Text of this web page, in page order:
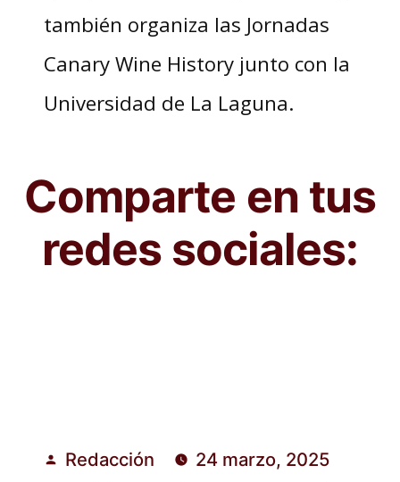
también organiza las Jornadas
Canary Wine History junto con la
Universidad de La Laguna.
Comparte en tus
redes sociales:
Publicado
Redacción 24 marzo, 2025